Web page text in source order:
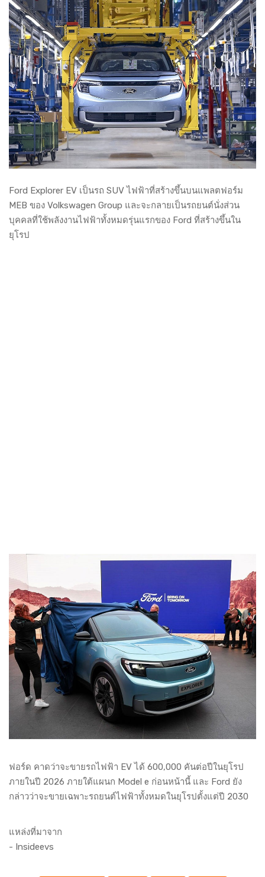
Ford Explorer EV เป็นรถ SUV ไฟฟ้าที่สร้างขึ้นบนแพลตฟอร์ม
MEB ของ Volkswagen Group และจะกลายเป็นรถยนต์นั่งส่วน
บุคคลที่ใช้พลังงานไฟฟ้าทั้งหมดรุ่นแรกของ Ford ที่สร้างขึ้นใน
ยุโรป
ฟอร์ด คาดว่าจะขายรถไฟฟ้า EV ได้ 600,000 คันต่อปีในยุโรป
ภายในปี 2026 ภายใต้แผนก Model e ก่อนหน้านี้ และ Ford ยัง
กล่าวว่าจะขายเฉพาะรถยนต์ไฟฟ้าทั้งหมดในยุโรปตั้งแต่ปี 2030
แหล่งที่มาจาก
- Insideevs